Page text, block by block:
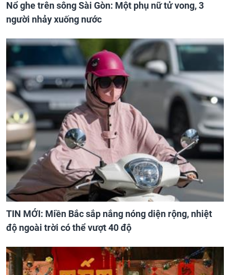
Nổ ghe trên sông Sài Gòn: Một phụ nữ tử vong, 3
người nhảy xuống nước
TIN MỚI: Miền Bắc sắp nắng nóng diện rộng, nhiệt
độ ngoài trời có thể vượt 40 độ